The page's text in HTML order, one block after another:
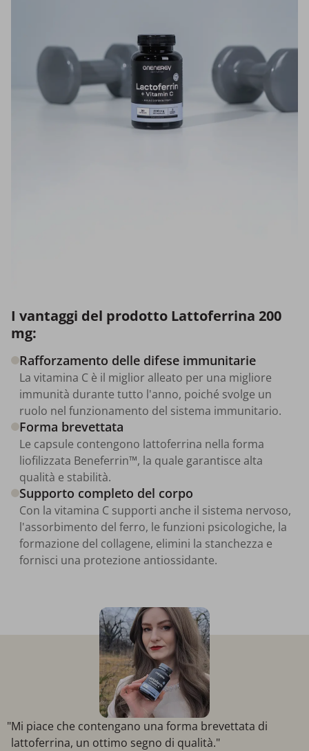
I vantaggi del prodotto Lattoferrina 200
mg:
Rafforzamento delle difese immunitarie
La vitamina C è il miglior alleato per una migliore
immunità durante tutto l'anno, poiché svolge un
ruolo nel funzionamento del sistema immunitario.
Forma brevettata
Le capsule contengono lattoferrina nella forma
liofilizzata Beneferrin™, la quale garantisce alta
qualità e stabilità.
Supporto completo del corpo
Con la vitamina C supporti anche il sistema nervoso,
l'assorbimento del ferro, le funzioni psicologiche, la
formazione del collagene, elimini la stanchezza e
fornisci una protezione antiossidante.
"Mi piace che contengano una forma brevettata di
lattoferrina, un ottimo segno di qualità."